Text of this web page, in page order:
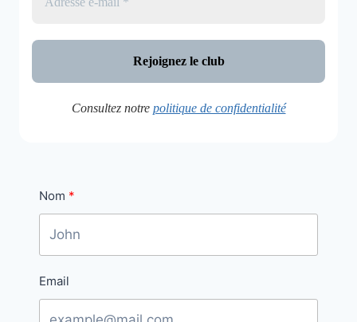
Consultez notre politique de confidentialité
Nom
Email